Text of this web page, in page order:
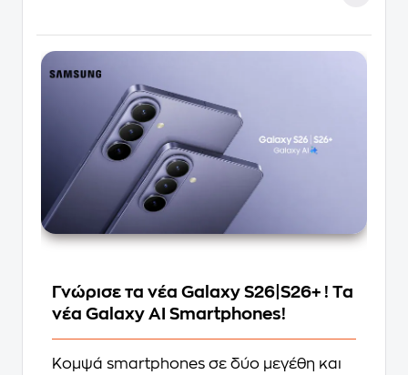
Γνώρισε τα νέα Galaxy S26|S26+ ! Τα
νέα Galaxy AI Smartphones!
Κομψά smartphones σε δύο μεγέθη και